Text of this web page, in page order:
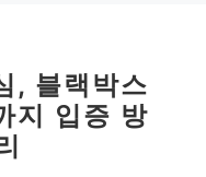
, 블랙박스
지 입증 방